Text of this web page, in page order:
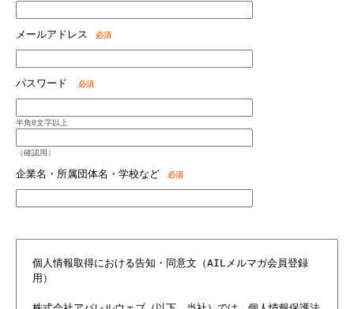
メールアドレス 必須
パスワード 必須
半角8文字以上
（確認用）
企業名・所属団体名・学校など 必須